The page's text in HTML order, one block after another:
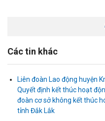
Các tin khác
Liên đoàn Lao động huyện
Quyết định kết thúc hoạt
đoàn cơ sở không kết thúc
tỉnh Đắk Lắk